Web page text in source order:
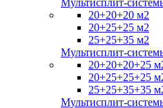
Мультисплит-
20+20+20 м2
20+25+25 м2
25+25+35 м2
Мультисплит-
20+20+20+25
20+25+25+25
25+25+35+35
Мультисплит-